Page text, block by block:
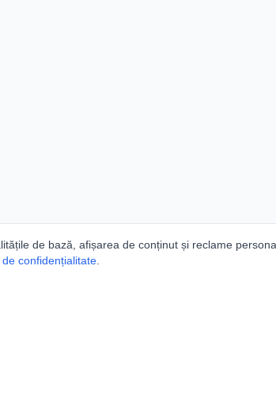
de bază, afișarea de conținut și reclame
de confidențialitate